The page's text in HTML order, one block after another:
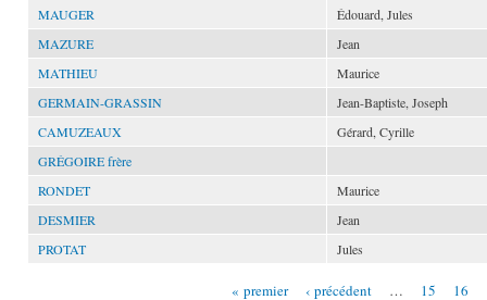
MAUGER
Édouard, Jules
MAZURE
Jean
MATHIEU
Maurice
GERMAIN-GRASSIN
Jean-Baptiste, Joseph
CAMUZEAUX
Gérard, Cyrille
GRÉGOIRE frère
RONDET
Maurice
DESMIER
Jean
PROTAT
Jules
« premier ‹ précédent … 15 16